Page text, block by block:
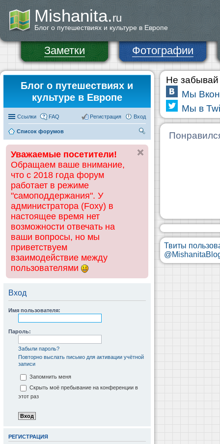
Mishanita.ru
Блог о путешествиях и культуре в Европе
Заметки Фотографии
Блог о путешествиях и
культуре в Европе
Ссылки FAQ Вход
Регистрация
Список форумов
ск
Уважаемые посетители!
Обращаем ваше внимание,
что с 2018 года форум
работает в режиме
"самоподдержания". У
администратора (Foxy) в
настоящее время нет
возможности отвечать на
ваши вопросы, но мы
приветствуем
взаимодействие между
пользователями
Вход
Имя пользователя:
Пароль:
Забыли пароль?
Повторно выслать письмо для активации учётной
записи
Запомнить меня
Скрыть моё пребывание на конференции в
этот раз
РЕГИСТРАЦИЯ
Не забывай
Мы
Мы в
Твиты